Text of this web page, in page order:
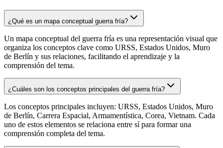
¿Qué es un mapa conceptual guerra fría?
Un mapa conceptual del guerra fría es una representación visual que
organiza los conceptos clave como URSS, Estados Unidos, Muro
de Berlín y sus relaciones, facilitando el aprendizaje y la
comprensión del tema.
¿Cuáles son los conceptos principales del guerra fría?
Los conceptos principales incluyen: URSS, Estados Unidos, Muro
de Berlín, Carrera Espacial, Armamentística, Corea, Vietnam. Cada
uno de estos elementos se relaciona entre sí para formar una
comprensión completa del tema.